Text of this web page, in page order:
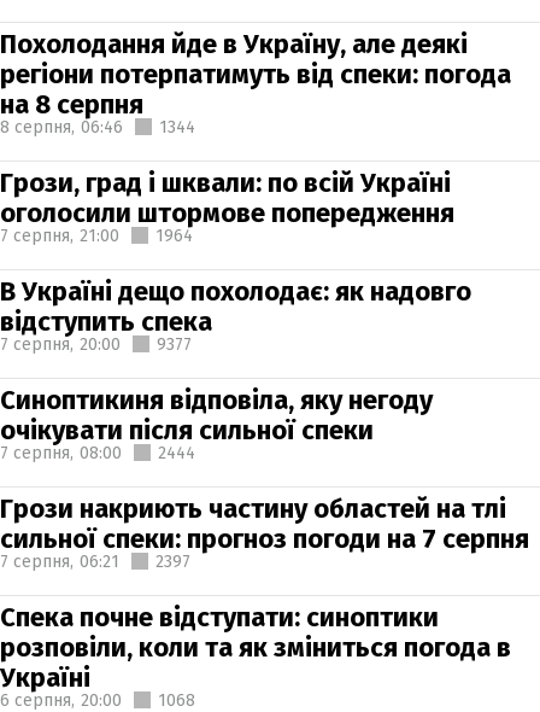
Похолодання йде в Україну, але деякі
регіони потерпатимуть від спеки: погода
на 8 серпня
8 серпня, 06:46 1344
Грози, град і шквали: по всій Україні
оголосили штормове попередження
7 серпня, 21:00 1964
В Україні дещо похолодає: як надовго
відступить спека
7 серпня, 20:00 9377
Синоптикиня відповіла, яку негоду
очікувати після сильної спеки
7 серпня, 08:00 2444
Грози накриють частину областей на тлі
сильної спеки: прогноз погоди на 7 серпня
7 серпня, 06:21 2397
Спека почне відступати: синоптики
розповіли, коли та як зміниться погода в
Україні
6 серпня, 20:00 1068